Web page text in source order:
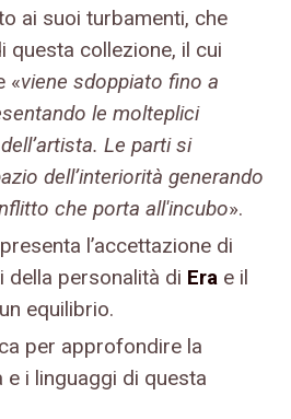
ai suoi turbamenti, che
questa collezione, il cui
«viene sdoppiato fino a
le molteplici
Le parti si
dell’interiorità generando
che porta all'incubo».
l’accettazione di
della personalità di Era e il
equilibrio.
per approfondire la
i linguaggi di questa